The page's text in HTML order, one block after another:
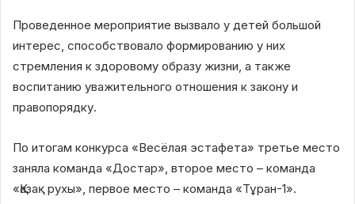
Проведенное мероприятие вызвало у детей большой
интерес, способствовало формированию у них
стремления к здоровому образу жизни, а также
воспитанию уважительного отношения к закону и
правопорядку.
По итогам конкурса «Весёлая эстафета» третье место
заняла команда «Достар», второе место – команда
«Қазақ рухы», первое место – команда «Тұран-1».